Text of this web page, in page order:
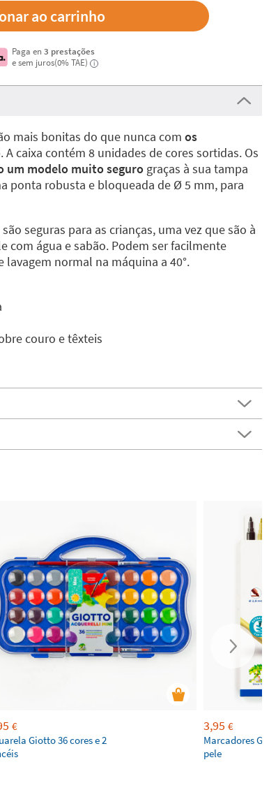
Paga en3 prestações
e sem juros(0% TAE)
i
mais bonitas do que nunca com os
. A caixa contém 8 unidades de cores sortidas. Os
um modelo muito segurograças à sua tampa
ponta robusta e bloqueada de Ø 5 mm, para
seguras para as crianças, uma vez que são à
com água e sabão. Podem ser facilmente
normal na máquina a 40°.
couro e têxteis
€
Giotto 36 cores e 2
3,95 €
Marcadores​
pele